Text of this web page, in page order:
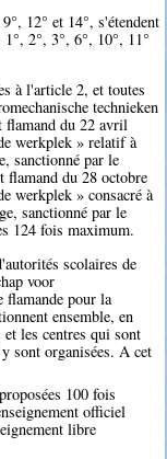
12° et 14°, s'étendent
2°, 3°, 6°, 10°, 11°
à l'article 2, et toutes
technieken
flamand du 22 avril
werkplek » relatif à
sanctionné par le
flamand du 28 octobre
werkplek » consacré à
sanctionné par le
124 fois maximum.
scolaires de
voor
flamande pour la
ensemble, en
et les centres qui sont
sont organisées. A cet
100 fois
officiel
libre